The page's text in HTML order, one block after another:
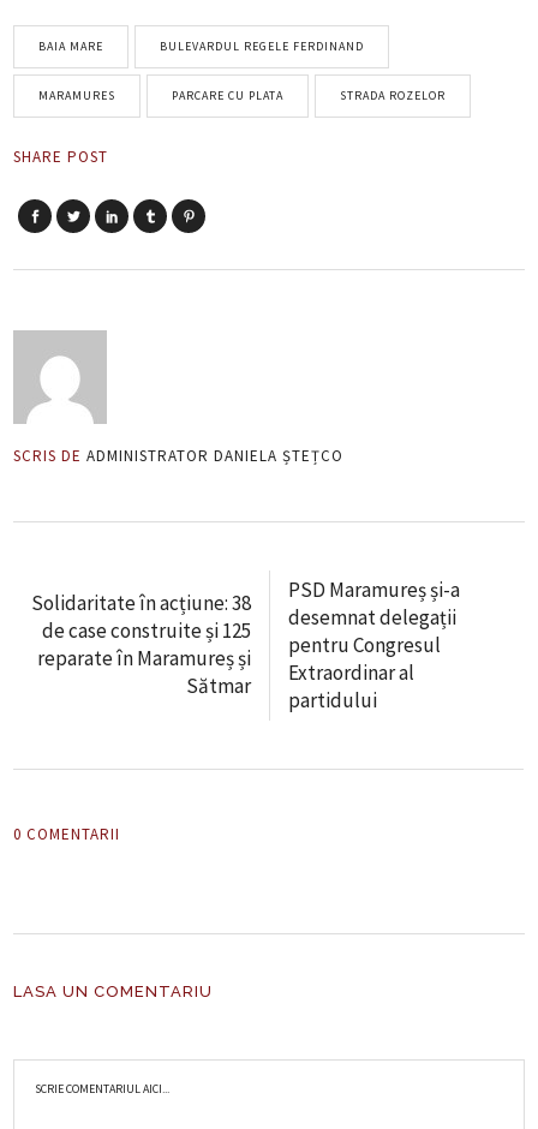
BAIA MARE BULEVARDUL REGELE FERDINAND
MARAMURES PARCARE CU PLATA STRADA ROZELOR
SHARE POST
SCRIS DE ADMINISTRATOR DANIELA ȘTEȚCO
Solidaritate în acțiune: 38
de case construite și 125
reparate în Maramureș și
Sătmar
PSD Maramureș și-a
desemnat delegații
pentru Congresul
Extraordinar al
partidului
0 COMENTARII
LASA UN COMENTARIU